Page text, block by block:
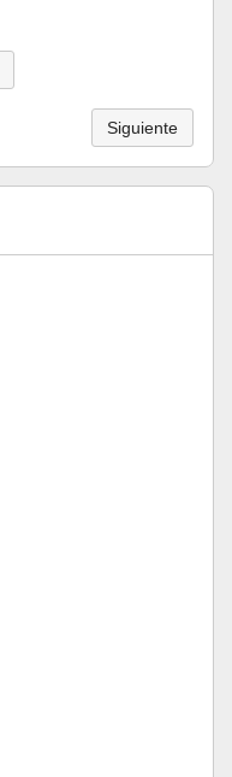
Siguiente